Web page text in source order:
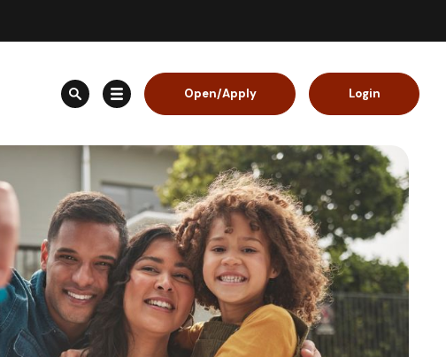
Open/Apply Login